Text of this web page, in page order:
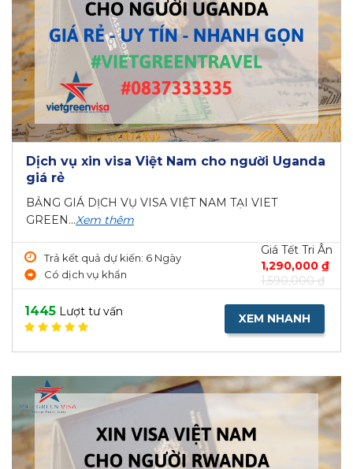
Dịch vụ xin visa Việt Nam cho người Uganda
giá rẻ
BẢNG GIÁ DỊCH VỤ VISA VIỆT NAM TẠI VIET
GREEN...Xem thêm
Trả kết quả dự kiến: 6 Ngày
Có dịch vụ khẩn
Giá Tết Tri Ân
1,290,000 ₫
1,590,000 ₫
1445 Lượt tư vấn XEM NHANH